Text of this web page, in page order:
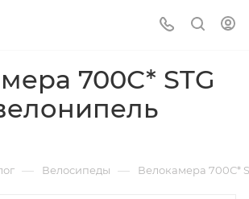
700С* STG
— Велосипеды — Велокамера 700С*